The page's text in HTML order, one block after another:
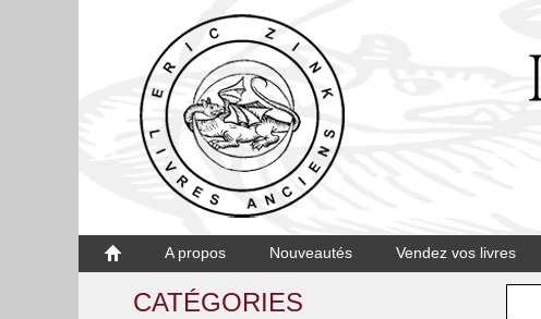
A propos Nouveautés Vendez vos livres
CATÉGORIES